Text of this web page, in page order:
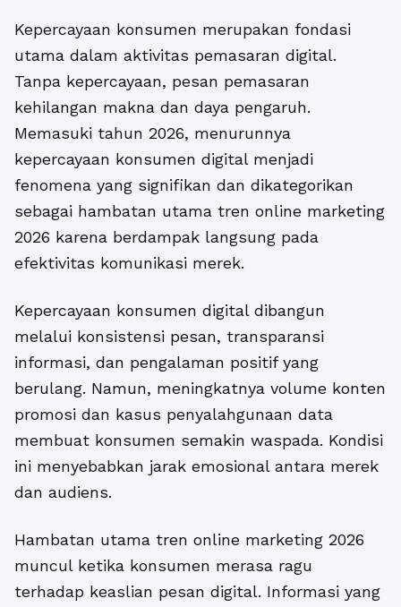
Kepercayaan konsumen merupakan fondasi
utama dalam aktivitas pemasaran digital.
Tanpa kepercayaan, pesan pemasaran
kehilangan makna dan daya pengaruh.
Memasuki tahun 2026, menurunnya
kepercayaan konsumen digital menjadi
fenomena yang signifikan dan dikategorikan
sebagai hambatan utama tren online marketing
2026 karena berdampak langsung pada
efektivitas komunikasi merek.
Kepercayaan konsumen digital dibangun
melalui konsistensi pesan, transparansi
informasi, dan pengalaman positif yang
berulang. Namun, meningkatnya volume konten
promosi dan kasus penyalahgunaan data
membuat konsumen semakin waspada. Kondisi
ini menyebabkan jarak emosional antara merek
dan audiens.
Hambatan utama tren online marketing 2026
muncul ketika konsumen merasa ragu
terhadap keaslian pesan digital. Informasi yang